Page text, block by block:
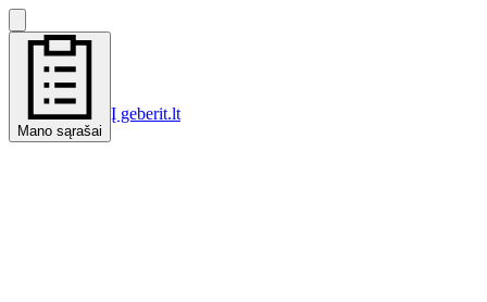
Mano sąrašai
Į geberit.lt